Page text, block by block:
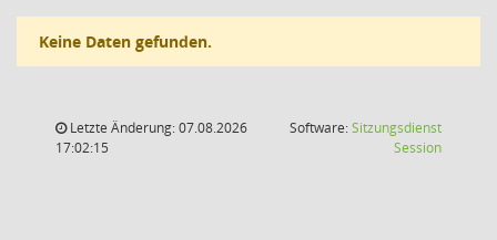
Keine Daten gefunden.
Letzte Änderung: 07.08.2026
17:02:15
Software:Sitzungsdienst
Session(Wird in